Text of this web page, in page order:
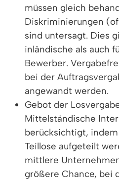
müssen gleich
Diskriminierungen
sind untersagt. Dies
inländische als auch
Bewerber.
bei der
angewandt werden.
Gebot der
Mittelständische
berücksichtigt,
Teillose aufgeteilt
mittlere
größere Chance, bei